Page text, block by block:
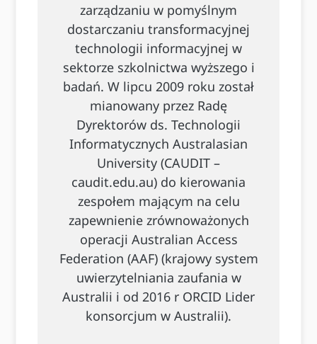
zarządzaniu w pomyślnym
dostarczaniu transformacyjnej
technologii informacyjnej w
sektorze szkolnictwa wyższego i
badań. W lipcu 2009 roku został
mianowany przez Radę
Dyrektorów ds. Technologii
Informatycznych Australasian
University (CAUDIT –
caudit.edu.au) do kierowania
zespołem mającym na celu
zapewnienie zrównoważonych
operacji Australian Access
Federation (AAF) (krajowy system
uwierzytelniania zaufania w
Australii i od 2016 r ORCID Lider
konsorcjum w Australii).